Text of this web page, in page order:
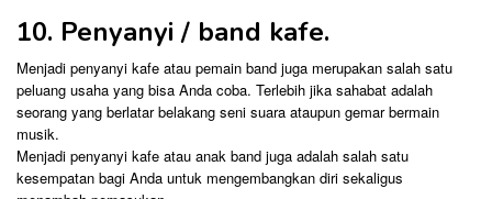
10. Penyanyi / band kafe.
Menjadi penyanyi kafe atau pemain band juga merupakan salah satu
peluang usaha yang bisa Anda coba. Terlebih jika sahabat adalah
seorang yang berlatar belakang seni suara ataupun gemar bermain
musik.
Menjadi penyanyi kafe atau anak band juga adalah salah satu
kesempatan bagi Anda untuk mengembangkan diri sekaligus